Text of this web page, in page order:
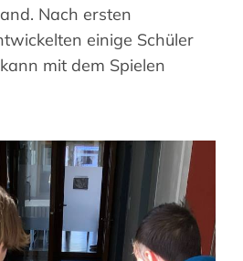
Nach ersten
einige Schüler
mit dem Spielen